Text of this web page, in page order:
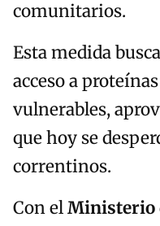
comunitarios.
Esta medida
acceso a
vulnerables,
que hoy se
correntinos.
Con elMinisterio